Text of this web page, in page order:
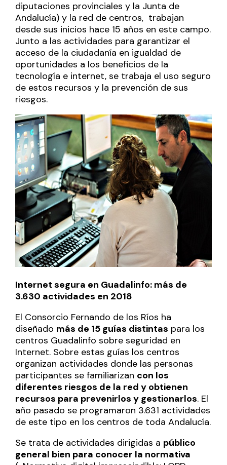
diputaciones provinciales y la Junta de
Andalucía) y la red de centros, trabajan
desde sus inicios hace 15 años en este campo.
Junto a las actividades para garantizar el
acceso de la ciudadanía en igualdad de
oportunidades a los beneficios de la
tecnología e internet, se trabaja el uso seguro
de estos recursos y la prevención de sus
riesgos.
Internet segura en Guadalinfo: más de
3.630 actividades en 2018
El Consorcio Fernando de los Ríos ha
diseñado más de 15 guías distintas para los
centros Guadalinfo sobre seguridad en
Internet. Sobre estas guías los centros
organizan actividades donde las personas
participantes se familiarizan con los
diferentes riesgos de la red y obtienen
recursos para prevenirlos y gestionarlos. El
año pasado se programaron 3.631 actividades
de este tipo en los centros de toda Andalucía.
Se trata de actividades dirigidas a público
general bien para conocer la normativa